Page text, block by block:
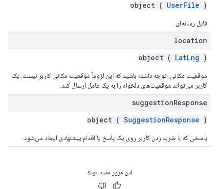
object ( UserFile )
فایل رسانه‌ای.
location
object ( LatLng )
موقعیت مکانی. توجه داشته باشید که این لزوماً موقعیت مکانی کاربر نیست. یک
کاربر می‌تواند موقعیت‌های دلخواه را به یک عامل ارسال کند.
suggestionResponse
object ( SuggestionResponse )
پاسخی که با ضربه زدن کاربر روی یک پاسخ یا اقدام پیشنهادی ایجاد می‌شود.
این مرور مفید بود؟